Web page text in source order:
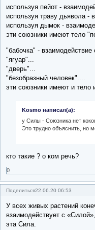
используя пейот -
используя траву дьявола -
используя дымок -
эти союзники имеют тело
"бабочка" - взаимодействие
"ягуар"...
"дверь"...
"безобразный человек"....
эти союзники имеют и тело и
Kosmo написал(а):
у Силы - Союзника нет
Это трудно объяснить, но
кто такие ? о ком речь?
0
Поделиться22.06.20 06:53
У всех живых растений
взаимодействует с
эта Сила.